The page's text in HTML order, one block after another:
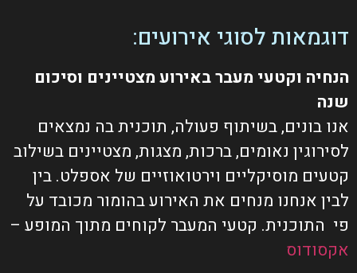
דוגמאות לסוגי אירועים:
הנחיה וקטעי מעבר באירוע מצטיינים וסיכום
שנה
אנו בונים, בשיתוף פעולה, תוכנית בה נמצאים
לסירוגין נאומים, ברכות, מצגות, מצטיינים בשילוב
קטעים מוסיקליים וירטואוזיים של אספלט. בין
לבין אנחנו מנחים את האירוע בהומור מכובד על
פי התוכנית. קטעי המעבר לקוחים מתוך המופע –
אקסודוס